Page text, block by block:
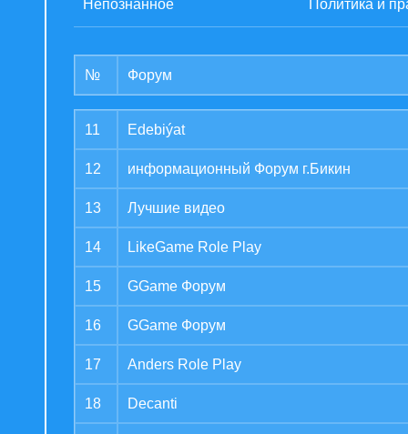
Непознанное Политика и
№ Форум
11 Edebiýat
12 информационный Форум г.Бикин
13 Лучшие видео
14 LikeGame Role Play
15 GGame Форум
16 GGame Форум
17 Anders Role Play
18 Decanti